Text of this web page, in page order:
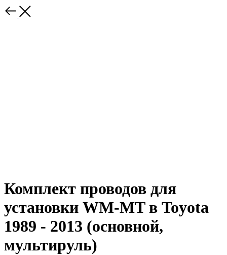
Комплект проводов для
установки WM-MT в Toyota
1989 - 2013 (основной,
мультируль)